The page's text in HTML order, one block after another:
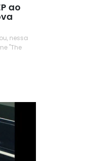
ao
nessa
"The